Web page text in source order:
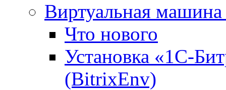
Виртуальная
Что нового
Установка «1С-
(BitrixEnv)